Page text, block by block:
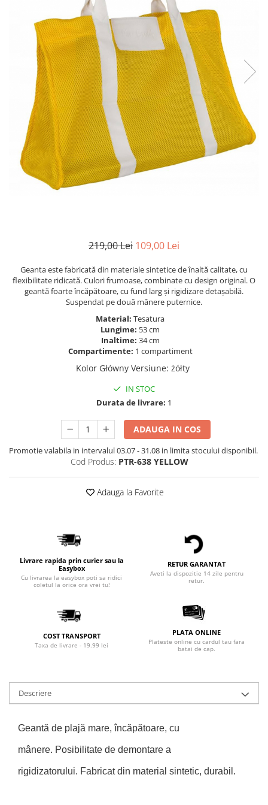
219,00 Lei 109,00 Lei
Geanta este fabricată din materiale sintetice de înaltă calitate, cu
flexibilitate ridicată. Culori frumoase, combinate cu design original. O
geantă foarte încăpătoare, cu fund larg și rigidizare detașabilă.
Suspendat pe două mânere puternice.
Material: Tesatura
Lungime: 53 cm
Inaltime: 34 cm
Compartimente: 1 compartiment
Kolor Główny Versiune: żółty
IN STOC
Durata de livrare: 1
ADAUGA IN COS
Promotie valabila in intervalul 03.07 - 31.08 in limita stocului disponibil.
Cod Produs: PTR-638 YELLOW
Adauga la Favorite
Livrare rapida prin curier sau la
Easybox
Cu livrarea la easybox poti sa ridici
coletul la orice ora vrei tu!
RETUR GARANTAT
Aveti la dispozitie 14 zile pentru
retur.
COST TRANSPORT
Taxa de livrare - 19.99 lei
PLATA ONLINE
Plateste online cu cardul tau fara
batai de cap.
Descriere
Geantă de plajă mare, încăpătoare, cu
mânere. Posibilitate de demontare a
rigidizatorului. Fabricat din material sintetic, durabil.